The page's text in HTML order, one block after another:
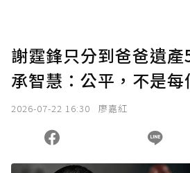
謝霆鋒只分到爸爸遺
承智慧：公平，不是
2026-07-22 16:30 廖嘉紅